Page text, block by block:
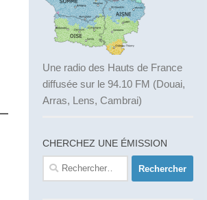
Une radio des Hauts de France
diffusée sur le 94.10 FM (Douai,
Arras, Lens, Cambrai)
CHERCHEZ UNE ÉMISSION
Rechercher :